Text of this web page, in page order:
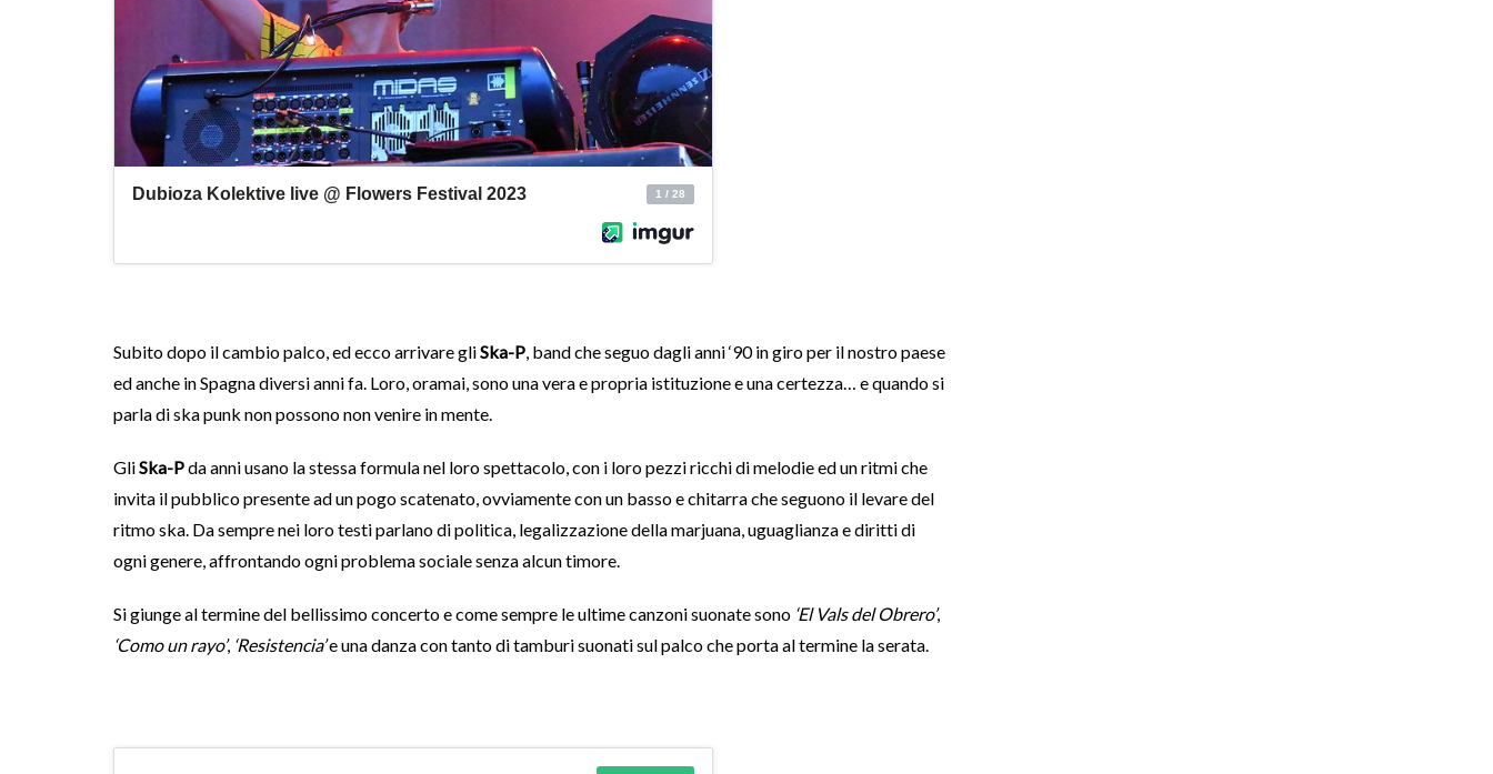
Subito dopo il cambio palco, ed ecco arrivare gliSka-P, band che seguo dagli anni ‘90 in giro per il nostro paese
ed anche in Spagna diversi anni fa. Loro, oramai, sono una vera e propria istituzione e una certezza… e quando si
parla di ska punk non possono non venire in mente.
GliSka-Pda anni usano la stessa formula nel loro spettacolo, con i loro pezzi ricchi di melodie ed un ritmi che
invita il pubblico presente ad un pogo scatenato, ovviamente con un basso e chitarra che seguono il levare del
ritmo ska. Da sempre nei loro testi parlano di politica, legalizzazione della marjuana, uguaglianza e diritti di
ogni genere, affrontando ogni problema sociale senza alcun timore.
Si giunge al termine del bellissimo concerto e come sempre le ultime canzoni suonate sono ‘El Vals del Obrero’,
‘Como un rayo’, ‘Resistencia’e una danza con tanto di tamburi suonati sul palco che porta al termine la serata.